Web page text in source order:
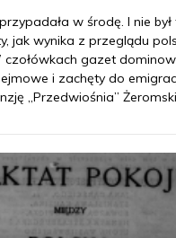
w środę. I nie
jak wynika z przeglądu
czołówkach gazet
i zachęty do
„Przedwiośnia”